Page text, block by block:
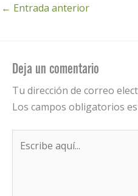
← Entrada anterior
Deja un comentario
Tu dirección de correo
Los campos obligatorios
aquí...